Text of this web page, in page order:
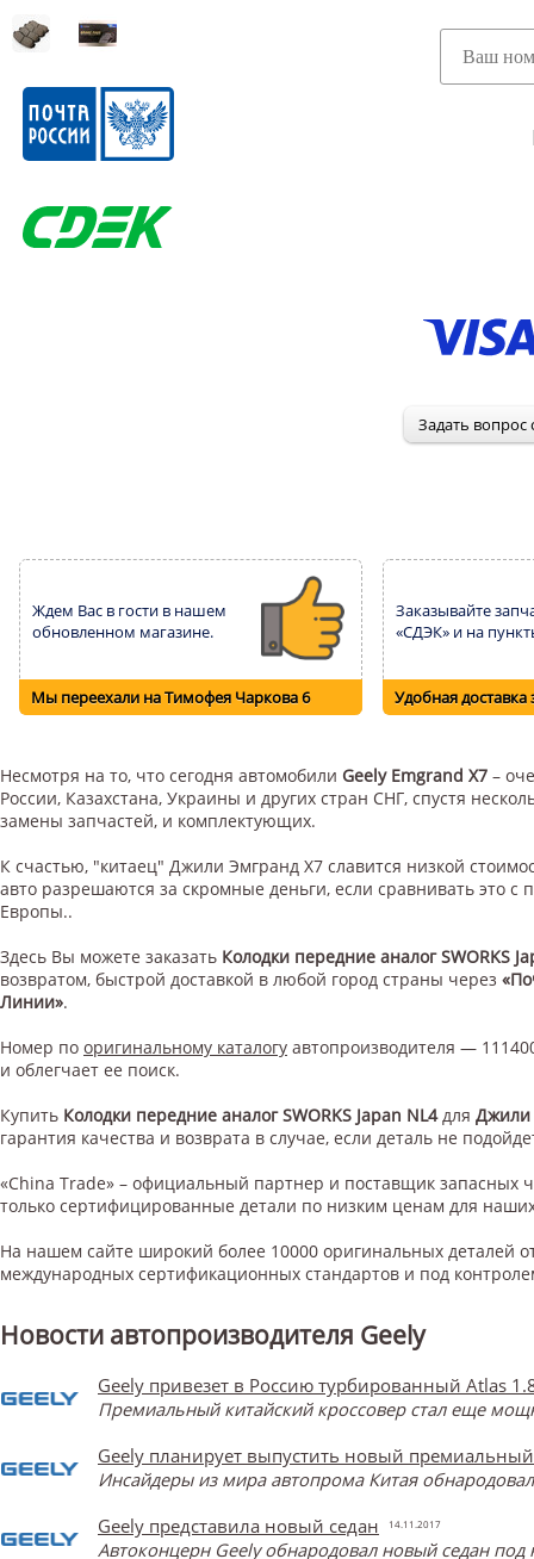
Ждем Вас в гости в нашем
обновленном магазине.
Мы переехали на Тимофея Чаркова 6
Заказывайте
«СДЭК» и на
Удобная доставка
Несмотря на то, что сегодня автомобили Geely Emgrand X7 –
России, Казахстана, Украины и других стран СНГ, спустя
замены запчастей, и комплектующих.
К счастью, "китаец" Джили Эмгранд Х7 славится низкой
авто разрешаются за скромные деньги, если сравнивать это
Европы..
Здесь Вы можете заказать Колодки передние аналог SWORKS
возвратом, быстрой доставкой в любой город страны через
Линии».
Номер по оригинальному каталогу автопроизводителя —
и облегчает ее поиск.
Купить Колодки передние аналог SWORKS Japan NL4для Джили
гарантия качества и возврата в случае, если деталь не
«China Trade» – официальный партнер и поставщик запасных
только сертифицированные детали по низким ценам для
На нашем сайте широкий более 10000 оригинальных деталей
международных сертификационных стандартов и под
Новости автопроизводителя Geely
Geely привезет в Россию турбированный Atlas
Премиальный китайский кроссовер стал еще
Geely планирует выпустить новый премиальный
Инсайдеры из мира автопрома Китая
Geely представила новый седан
14.11.2017
Автоконцерн Geely обнародовал новый седан под